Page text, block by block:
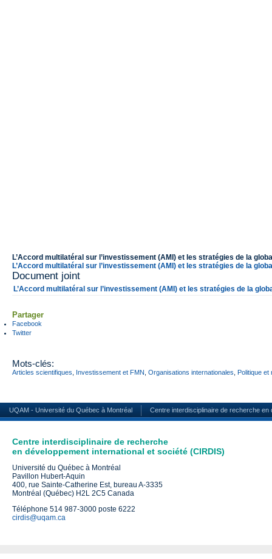
L’Accord multilatéral sur l’investissement (AMI) et les stratégies de la
L’Accord multilatéral sur l’investissement (AMI) et les stratégies de la
Document joint
L’Accord multilatéral sur l’investissement (AMI) et les stratégies de la
Partager
Facebook
Twitter
Mots-clés:
Articles scientifiques Investissement et FMN Organisations internationales Politique
UQAM - Université du Québec à Montréal Centre interdisciplinaire de recherche
Centre interdisciplinaire de recherche
en développement international et société (CIRDIS)
Université du Québec à Montréal
Pavillon Hubert-Aquin
400, rue Sainte-Catherine Est, bureau A-3335
Montréal (Québec) H2L 2C5 Canada
Téléphone 514 987-3000 poste 6222
cirdis@uqam.ca